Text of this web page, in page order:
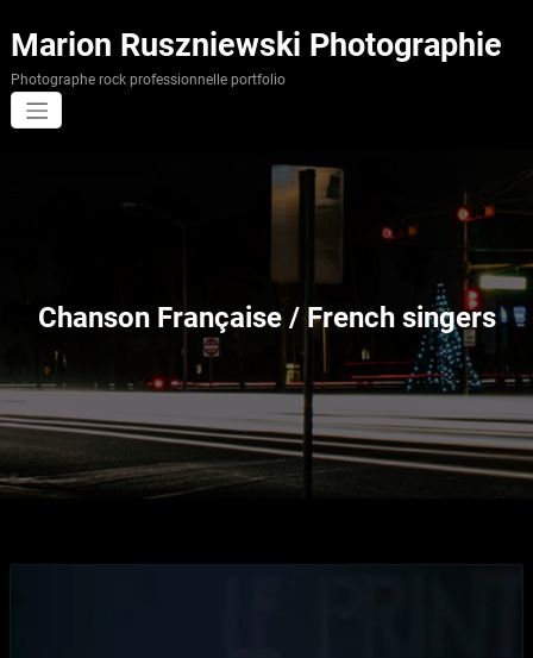
au
contenu
Marion Ruszniewski Photographie
Photographe rock professionnelle portfolio
Chanson Française / French singers